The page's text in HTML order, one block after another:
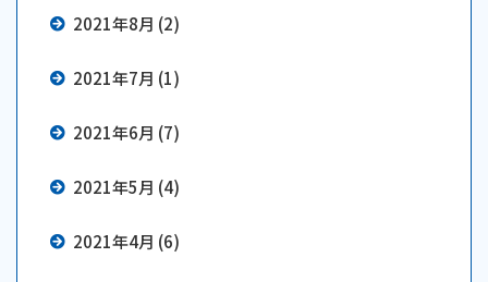
2021年8月 (2)
2021年7月 (1)
2021年6月 (7)
2021年5月 (4)
2021年4月 (6)